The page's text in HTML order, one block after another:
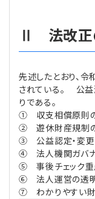
Ⅱ 法改正
先述したとおり、
されている。 公
りである。
① 収支相償原則
② 遊休財産規制
③ 公益認定・変更
④ 法人機関ガバナ
⑤ 事後チェック重
⑥ 法人運営の透
⑦ わかりやすい